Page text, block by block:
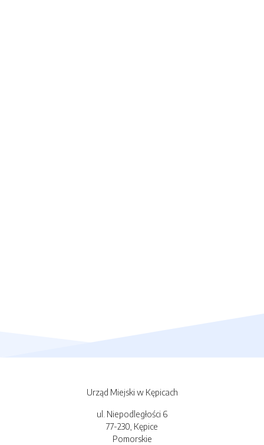
Urząd Miejski w Kępicach
ul. Niepodległości 6
77-230, Kępice
Pomorskie